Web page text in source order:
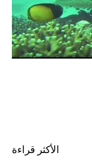
الأكثر قراءة